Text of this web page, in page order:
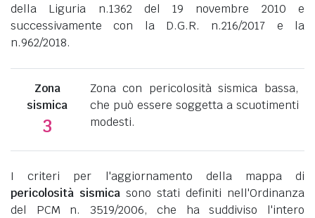
della Liguria n.1362 del 19 novembre 2010 e
successivamente con la D.G.R. n.216/2017 e la
n.962/2018.
Zona
sismica
3
Zona con pericolosità sismica bassa,
che può essere soggetta a scuotimenti
modesti.
I criteri per l'aggiornamento della mappa di
pericolosità sismica sono stati definiti nell'Ordinanza
del PCM n. 3519/2006, che ha suddiviso l'intero